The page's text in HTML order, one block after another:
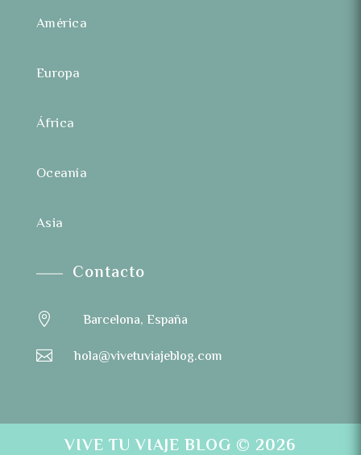
América
Europa
África
Oceanía
Asia
Contacto
 Barcelona, España
 hola@vivetuviajeblog.com
VIVE TU VIAJE BLOG © 2026